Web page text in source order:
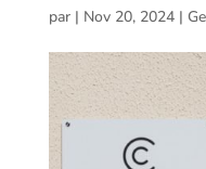
par | Nov 20, 2024|